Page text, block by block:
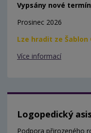
Vypsány nové
Prosinec 2026
Lze hradit ze Šablon
Více informací
Logopedický
Podpora přirozeného